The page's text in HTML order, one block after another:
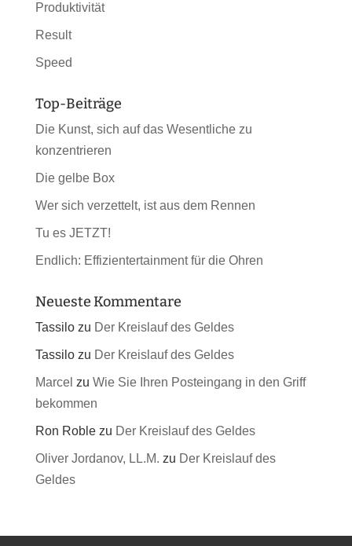
Produktivität
Result
Speed
Top-Beiträge
Die Kunst, sich auf das Wesentliche zu
konzentrieren
Die gelbe Box
Wer sich verzettelt, ist aus dem Rennen
Tu es JETZT!
Endlich: Effizientertainment für die Ohren
Neueste Kommentare
Tassilozu Der Kreislauf des Geldes
Tassilozu Der Kreislauf des Geldes
Marcel zu Wie Sie Ihren Posteingang in den Griff
bekommen
Ron Roblezu Der Kreislauf des Geldes
Oliver Jordanov, LL.M. zu Der Kreislauf des
Geldes